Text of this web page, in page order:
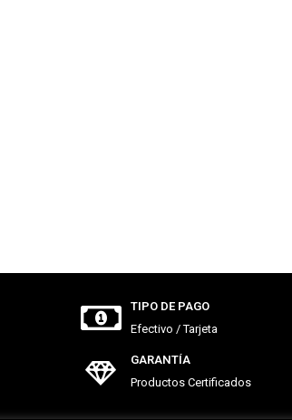
TIPO DE PAGO
Efectivo / Tarjeta
GARANTÍA
Productos Certificados